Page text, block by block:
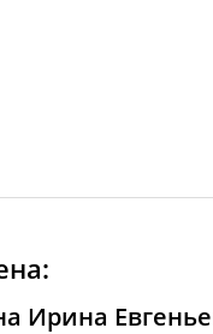
Ирина